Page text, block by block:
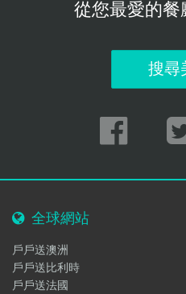
從您最愛的餐
搜尋
全球網站
戶戶送澳洲
戶戶送比利時
戶戶送法國